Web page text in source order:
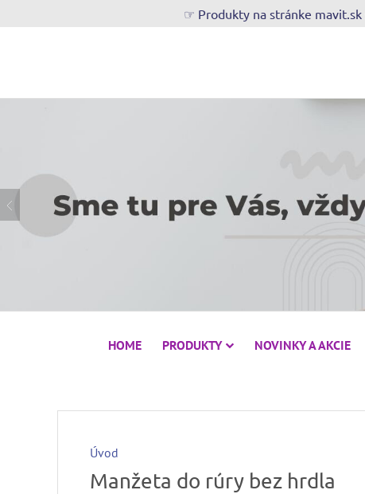
☞ Produkty na stránke
HOME PRODUKTY NOVINKY A AKCIE
Úvod
Manžeta do rúry bez hrdla